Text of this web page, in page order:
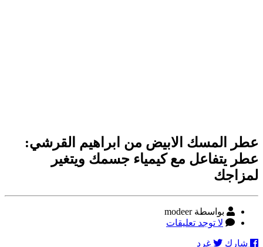
عطر المسك الابيض من ابراهيم القرشي:
عطر يتفاعل مع كيمياء جسمك ويتغير
لمزاجك
كاتب
المقالة
بواسطة modeer
لا توجد تعليقات
شارك غرد